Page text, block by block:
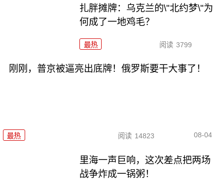
扎胖摊牌：乌克兰的\"北约梦\"为
何成了一地鸡毛？
最热 阅读 3799
刚刚，普京被逼亮出底牌！俄罗斯要干大事了！
最热 阅读 14823 08-04
里海一声巨响，这次差点把两场
战争炸成一锅粥！